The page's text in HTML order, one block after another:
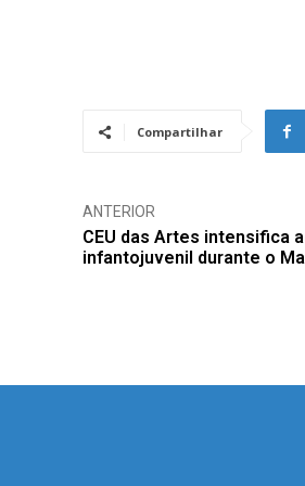
Compartilhar
ANTERIOR
CEU das Artes intensifica
infantojuvenil durante o